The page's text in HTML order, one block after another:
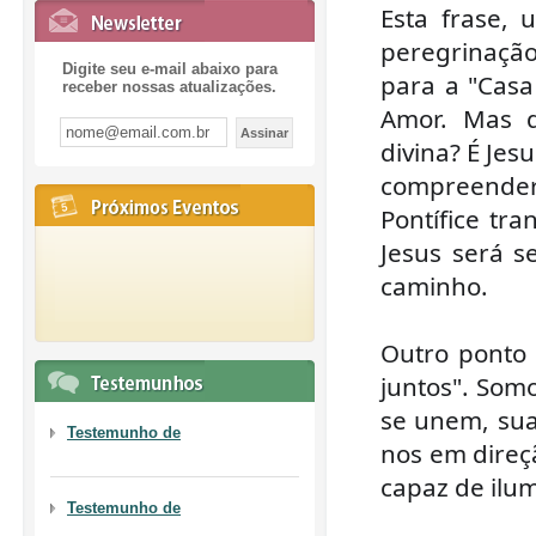
Esta frase,
para a
Amor. Mas
divina? É
Pontífice
Jesus será
caminho.
Outro ponto
juntos".
se unem,
nos em
capaz de
Digite seu e-mail abaixo para
receber nossas atualizações.
Testemunho de
Testemunho de